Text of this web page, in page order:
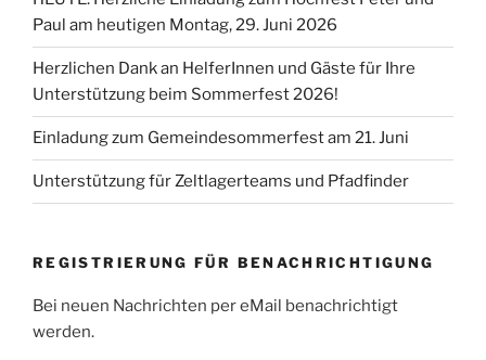
Paul am heutigen Montag, 29. Juni 2026
Herzlichen Dank an HelferInnen und Gäste für Ihre
Unterstützung beim Sommerfest 2026!
Einladung zum Gemeindesommerfest am 21. Juni
Unterstützung für Zeltlagerteams und Pfadfinder
REGISTRIERUNG FÜR BENACHRICHTIGUNG
Bei neuen Nachrichten per eMail benachrichtigt
werden.